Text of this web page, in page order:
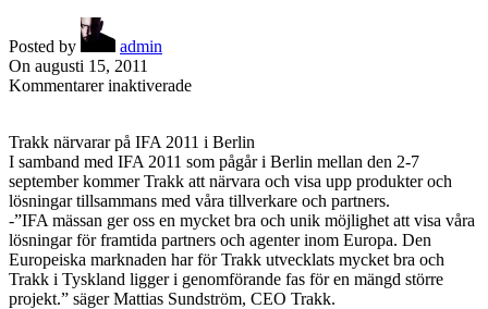
Posted by
admin
On augusti 15, 2011
Kommentarer inaktiveradeför
Trakk närvarar på IFA 2011 i Berlin
I samband med IFA 2011 som pågår i Berlin mellan den 2-7
september kommer Trakk att närvara och visa upp produkter och
lösningar tillsammans med våra tillverkare och partners.
-”IFA mässan ger oss en mycket bra och unik möjlighet att visa våra
lösningar för framtida partners och agenter inom Europa. Den
Europeiska marknaden har för Trakk utvecklats mycket bra och
Trakk i Tyskland ligger i genomförande fas för en mängd större
projekt.” säger Mattias Sundström, CEO Trakk.